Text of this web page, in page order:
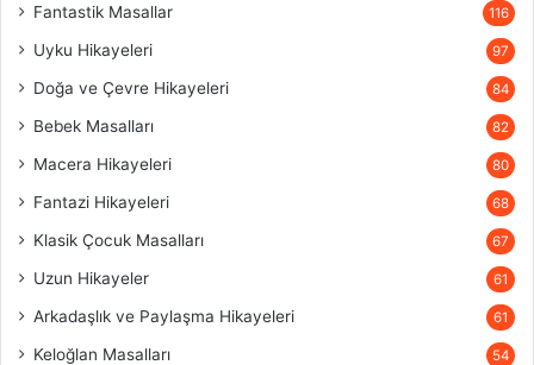
Fantastik Masallar 116
Uyku Hikayeleri 97
Doğa ve Çevre Hikayeleri 84
Bebek Masalları 82
Macera Hikayeleri 80
Fantazi Hikayeleri 68
Klasik Çocuk Masalları 67
Uzun Hikayeler 61
Arkadaşlık ve Paylaşma Hikayeleri 61
Keloğlan Masalları 54